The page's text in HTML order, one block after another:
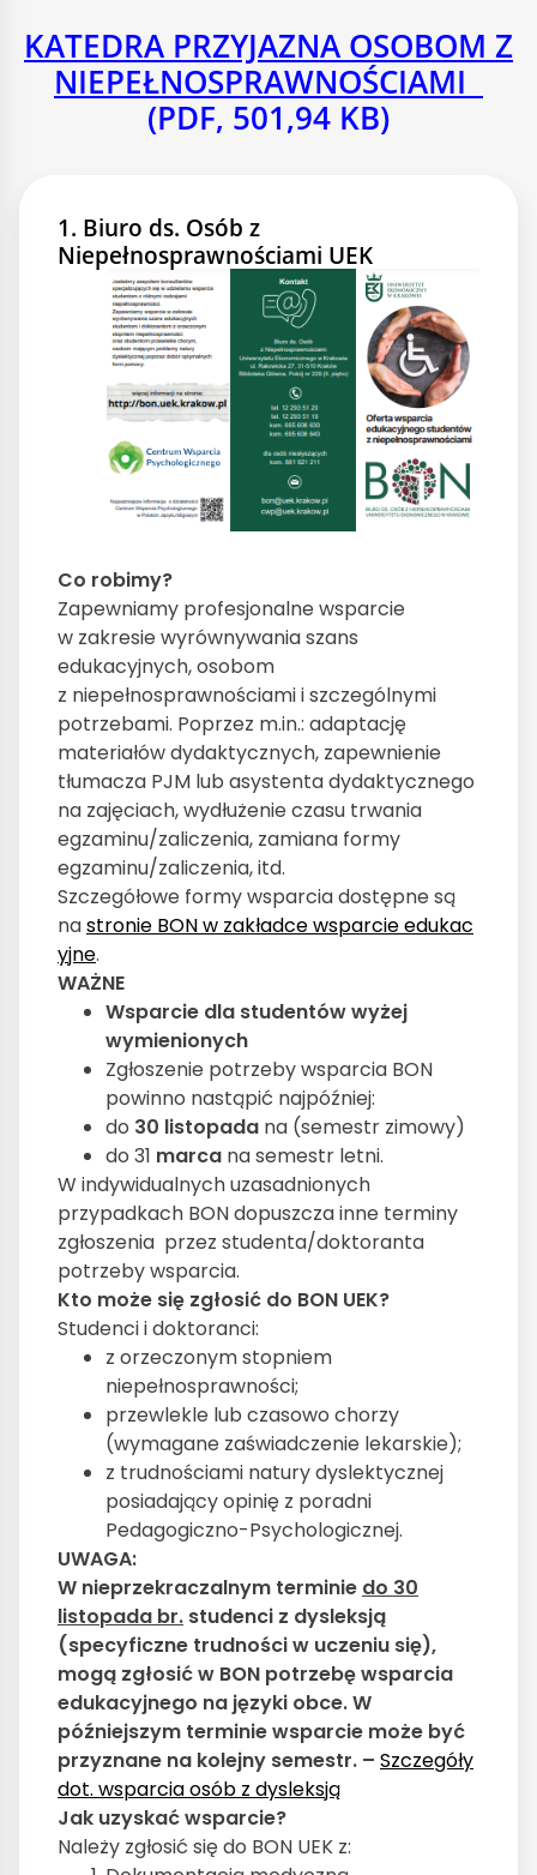
KATEDRA PRZYJAZNA OSOBOM Z
NIEPEŁNOSPRAWNOŚCIAMI
(PDF, 501,94 KB)
1. Biuro ds. Osób z
Niepełnosprawnościami UEK
Co robimy?
Zapewniamy profesjonalne wsparcie
w zakresie wyrównywania szans
edukacyjnych, osobom
z niepełnosprawnościami i szczególnymi
potrzebami. Poprzez m.in.: adaptację
materiałów dydaktycznych, zapewnienie
tłumacza PJM lub asystenta dydaktycznego
na zajęciach, wydłużenie czasu trwania
egzaminu/zaliczenia, zamiana formy
egzaminu/zaliczenia, itd.
Szczegółowe formy wsparcia dostępne są
nastronie BON w zakładce wsparcie edukac
yjne.
WAŻNE
Wsparcie dla studentów wyżej
wymienionych
Zgłoszenie potrzeby wsparcia BON
powinno nastąpić najpóźniej:
do 30 listopada na (semestr zimowy)
do 31 marca na semestr letni.
W indywidualnych uzasadnionych
przypadkach BON dopuszcza inne terminy
zgłoszenia przez studenta/doktoranta
potrzeby wsparcia.
Kto może się zgłosić do BON UEK?
Studenci i doktoranci:
z orzeczonym stopniem
niepełnosprawności;
przewlekle lub czasowo chorzy
(wymagane zaświadczenie lekarskie);
z trudnościami natury dyslektycznej
posiadający opinię z poradni
Pedagogiczno-Psychologicznej.
UWAGA:
W nieprzekraczalnym terminie do 30
listopada br. studenci z dysleksją
(specyficzne trudności w uczeniu się),
mogą zgłosić w BON potrzebę wsparcia
edukacyjnego na języki obce. W
późniejszym terminie wsparcie może być
przyznane na kolejny semestr. – Szczegóły
dot. wsparcia osób z dysleksją
Jak uzyskać wsparcie?
Należy zgłosić się do BON UEK z: